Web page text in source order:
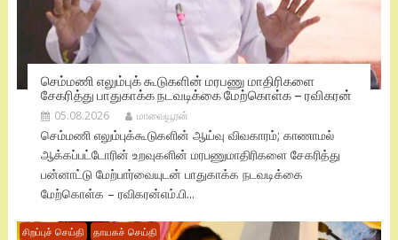
செம்மணி எலும்புக் கூடுகளின் மரபணு மாதிரிகளை
சேகரித்து பாதுகாக்க நடவடிக்கை மேற்கொள்க – ரவிகரன்
05.08.2026 மாவையூரன்
செம்மணி எலும்புக்கூடுகளின் ஆய்வு விவகாரம்; காணாமல்
ஆக்கப்பட்டோரின் உறவுகளின் மரபணுமாதிரிகளை சேகரித்து
பன்னாட்டு மேற்பார்வையுடன் பாதுகாக்க நடவடிக்கை
மேற்கொள்க – ரவிகரன்எம்.பி...
சிறப்புச் செய்தி தாயகச் செய்தி